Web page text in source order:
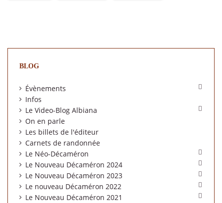
BLOG
Évènements 
Infos
Le Video-Blog Albiana

On en parle
Les billets de l'éditeur
Carnets de randonnée
Le Néo-Décaméron

Le Nouveau Décaméron 2024 
Le Nouveau Décaméron 2023 
Le nouveau Décaméron 2022 
Le Nouveau Décaméron 2021 